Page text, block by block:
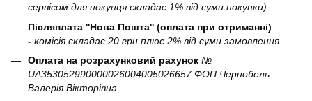
сервісом для покупця складає 1% від суми покупки)
Післяплата ''Нова Пошта'' (оплата при отриманні)
- комісія складає 20 грн плюс 2% від суми замовлення
Оплата на розрахунковий рахунок №
UA353052990000026004005026657 ФОП Чернобель
Валерія Вікторівна